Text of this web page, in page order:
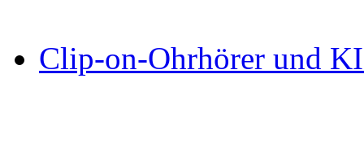
Clip-on-Ohrhörer und